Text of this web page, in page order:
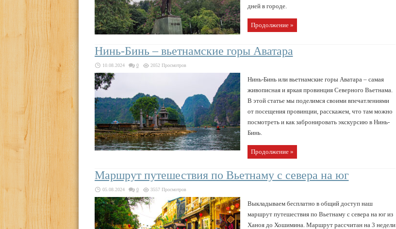
дней в городе.
Продолжение »
Нинь-Бинь – вьетнамские горы Аватара
10.08.2024 0 2052 Просмотров
Нинь-Бинь или вьетнамские горы Аватара – самая
живописная и яркая провинция Северного Вьетнама.
В этой статье мы поделимся своими впечатлениями
от посещения провинции, расскажем, что там можно
посмотреть и как забронировать экскурсию в Нинь-
Бинь.
Продолжение »
Маршрут путешествия по Вьетнаму с севера на юг
05.08.2024 0 3557 Просмотров
Выкладываем бесплатно в общий доступ наш
маршрут путешествия по Вьетнаму с севера на юг из
Ханоя до Хошимина. Маршрут рассчитан на 3 недели